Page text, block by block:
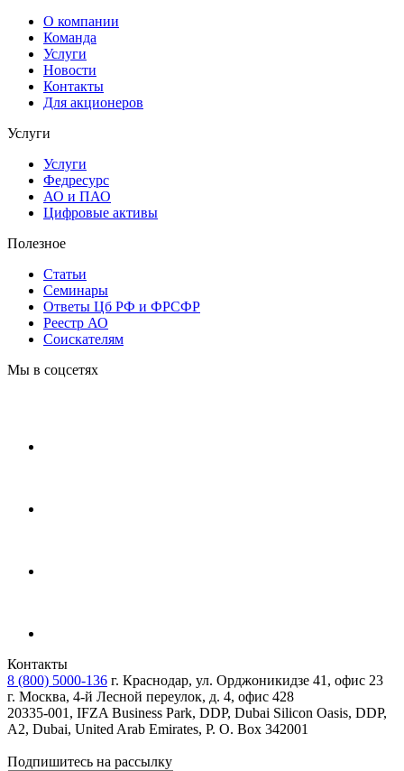
О компании
Команда
Услуги
Новости
Контакты
Для акционеров
Услуги
Услуги
Федресурс
АО и ПАО
Цифровые активы
Полезное
Статьи
Cеминары
Ответы Цб РФ и ФРСФР
Реестр АО
Соискателям
Мы в соцсетях
Контакты
8 (800) 5000-136 г. Краснодар, ул. Орджоникидзе 41, офис 23
г. Москва, 4-й Лесной переулок, д. 4, офис 428
20335-001, IFZA Business Park, DDP, Dubai Silicon Oasis, DDP,
A2, Dubai, United Arab Emirates, P. O. Box 342001
Подпишитесь на рассылку